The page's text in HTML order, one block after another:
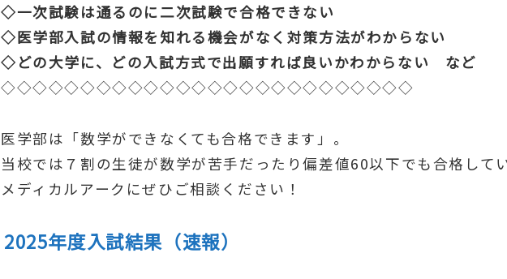
◇一次試験は通るのに二次試験で合格できない
◇医学部入試の情報を知れる機会がなく対策方法がわからない
◇どの大学に、どの入試方式で出願すれば良いかわからない など
◇◇◇◇◇◇◇◇◇◇◇◇◇◇◇◇◇◇◇◇◇◇◇◇◇◇
医学部は「数学ができなくても合格できます」。
当校では７割の生徒が数学が苦手だったり偏差値60以下でも合格して
メディカルアークにぜひご相談ください！
2025年度入試結果（速報）